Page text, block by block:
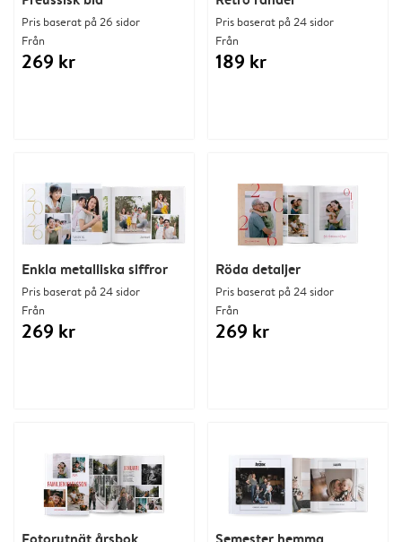
Röda detaljer
Pris baserat på 24 sidor
Från
269 kr
Pris baserat på 26 sidor
Från
269 kr
Enkla metalliska siffror
Pris baserat på 24 sidor
Från
269 kr
Pris baserat på 24 sidor
Från
189 kr